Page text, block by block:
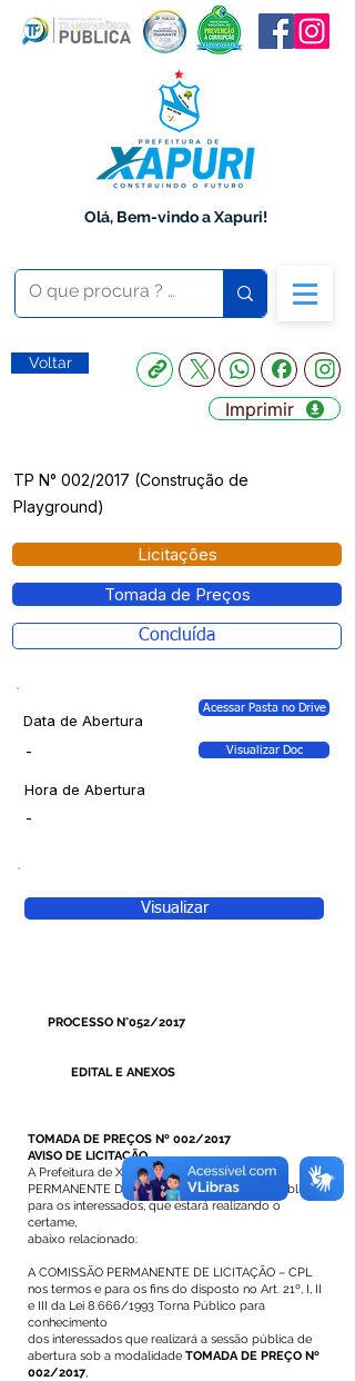
Olá, Bem-vindo a Xapuri!
Voltar
Imprimir
TP N° 002/2017 (Construção de
Playground)
Licitações
Tomada de Preços
Concluída
Data de Abertura
Acessar Pasta no Drive
- Visualizar Doc
Hora de Abertura
-
Visualizar
PROCESSO N°052/2017
EDITAL E ANEXOS
TOMADA DE PREÇOS Nº 002/2017
AVISO DE LICITAÇÃO
A Prefeitura de Xapuri, através da COMISSÃO
PERMANENTE DE LICITAÇÃO – CPL, torna público
para os interessados, que estará realizando o
certame,
abaixo relacionado:
A COMISSÃO PERMANENTE DE LICITAÇÃO – CPL
nos termos e para os fins do disposto no Art. 21º, I, II
e III da Lei 8.666/1993 Torna Público para
conhecimento
dos interessados que realizará a sessão pública de
abertura sob a modalidade TOMADA DE PREÇO Nº
002/2017,